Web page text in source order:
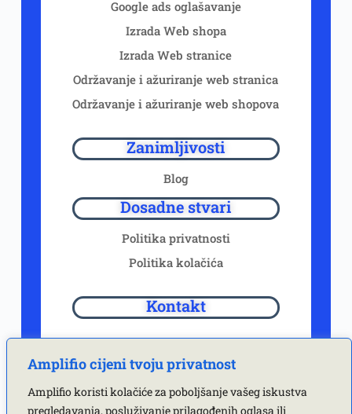
Amplifio cijeni tvoju privatnost
Amplifio koristi kolačiće za poboljšanje vašeg iskustva
pregledavanja, posluživanje prilagođenih oglasa ili
Google ads oglašavanje
Izrada Web shopa
Izrada Web stranice
Održavanje i ažuriranje web stranica
Održavanje i ažuriranje web shopova
Zanimljivosti
Blog
Dosadne stvari
Politika privatnosti
Politika kolačića
Kontakt
+385-(99) 5959-869
hello@amplifio.hr